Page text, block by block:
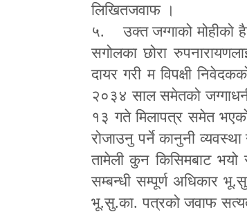
लिखितजवाफ ।
५. उक्त जग्गाको मोहीको
सगोलका छोरा
दायर गरी म विपक्षी
२०३४ साल समेतको
१३ गते मिलापत्र समेत भएको
रोजाउनु पर्ने कानुनी
तामेली कुन किसिमबाट भयो
सम्बन्धी सम्पूर्ण अधिकार
भू.सु.का. पत्रको जवाफ